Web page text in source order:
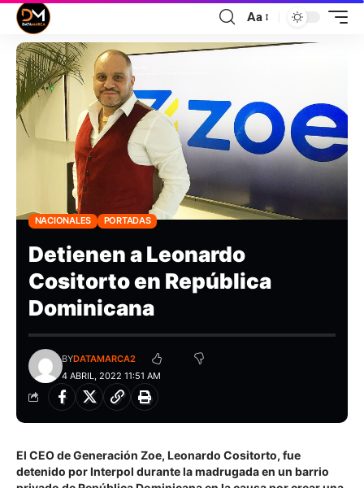
Aa
NACIONALES PORTADAS
Detienen a Leonardo
Cositorto en República
Dominicana
4 ABRIL, 2022 11:51 AM
BYDATAMARCA2
El CEO de Generación Zoe, Leonardo Cositorto, fue
detenido por Interpol durante la madrugada en un barrio